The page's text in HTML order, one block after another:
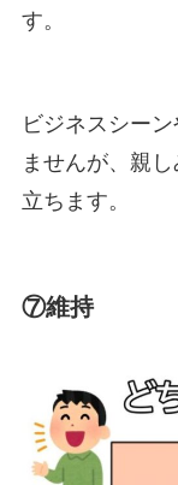
す。
ビジネスシー
ませんが、親
立ちます。
⑦維持